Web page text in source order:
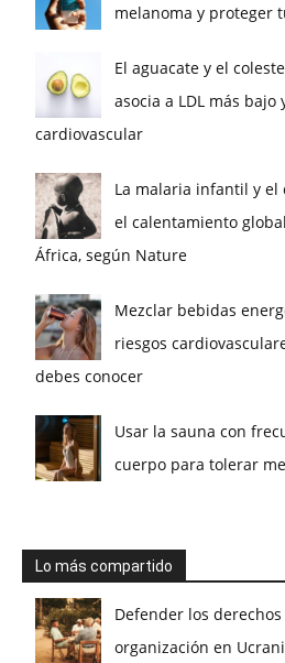
melanoma y proteger
El aguacate y el
asocia a LDL más bajo
cardiovascular
La malaria infantil y el
el calentamiento
África, según Nature
Mezclar bebidas
riesgos
debes conocer
Usar la sauna con
cuerpo para tolerar
Lo más compartido
Defender los
organización en